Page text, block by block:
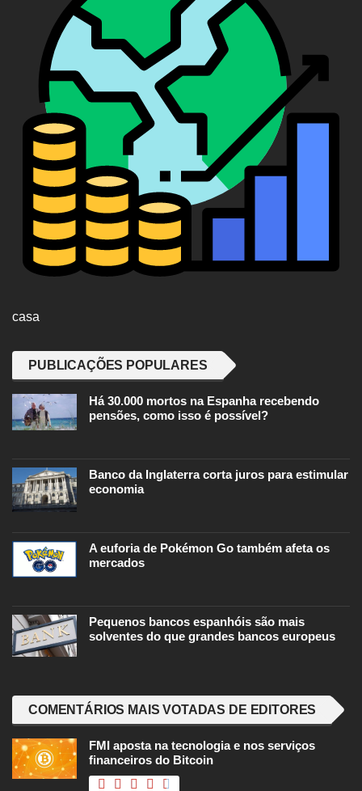
casa
PUBLICAÇÕES POPULARES
Há 30.000 mortos na Espanha recebendo
pensões, como isso é possível?
Banco da Inglaterra corta juros para estimular
economia
A euforia de Pokémon Go também afeta os
mercados
Pequenos bancos espanhóis são mais
solventes do que grandes bancos europeus
COMENTÁRIOS MAIS VOTADAS DE EDITORES
FMI aposta na tecnologia e nos serviços
financeiros do Bitcoin